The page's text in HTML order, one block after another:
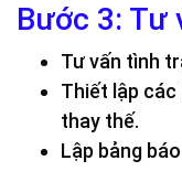
Bước 3: Tư
Tư vấn tình
Thiết lập các
thay thế.
Lập bảng